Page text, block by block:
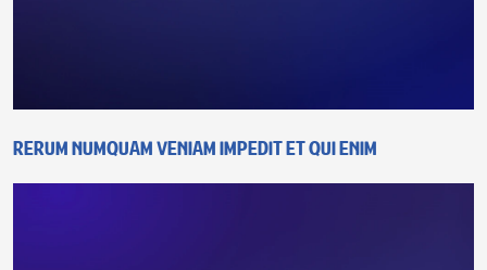
Rerum numquam veniam impedit et qui enim